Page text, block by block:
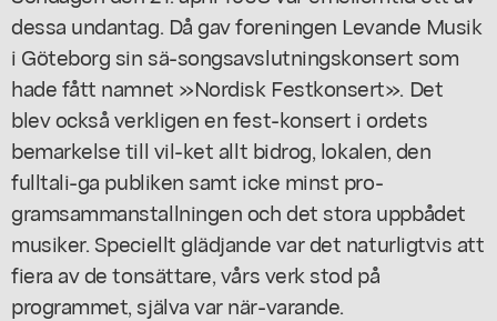
dessa undantag. Då gav foreningen Levande Musik
i Göteborg sin sä-songsavslutningskonsert som
hade fått namnet »Nordisk Festkonsert». Det
blev också verkligen en fest-konsert i ordets
bemarkelse till vil-ket allt bidrog, lokalen, den
fulltali-ga publiken samt icke minst pro-
gramsammanstallningen och det stora uppbådet
musiker. Speciellt glädjande var det naturligtvis att
fiera av de tonsättare, vårs verk stod på
programmet, själva var när-varande.